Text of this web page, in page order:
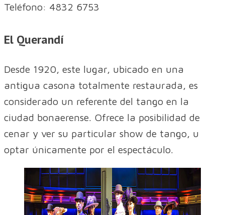
Teléfono: 4832 6753
El Querandí
Desde 1920, este lugar, ubicado en una
antigua casona totalmente restaurada, es
considerado un referente del tango en la
ciudad bonaerense. Ofrece la posibilidad de
cenar y ver su particular show de tango, u
optar únicamente por el espectáculo.